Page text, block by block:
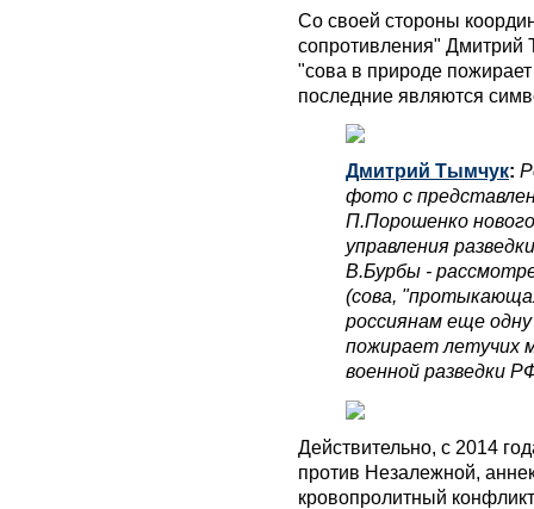
Со своей стороны
сопротивления" Дмитрий
"сова в природе
последние являются
Дмитрий Тымчук:
фото с
П.Порошенко
управления
В.Бурбы -
(сова,
россиянам еще
пожирает летучих
военной разведки
Действительно, с 2014
против Незалежной,
кровопролитный